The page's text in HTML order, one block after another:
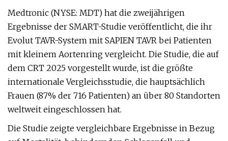
Medtronic (NYSE: MDT) hat die zweijährigen
Ergebnisse der SMART-Studie veröffentlicht, die ihr
Evolut TAVR-System mit SAPIEN TAVR bei Patienten
mit kleinem Aortenring vergleicht. Die Studie, die auf
dem CRT 2025 vorgestellt wurde, ist die größte
internationale Vergleichsstudie, die hauptsächlich
Frauen (87% der 716 Patienten) an über 80 Standorten
weltweit eingeschlossen hat.
Die Studie zeigte vergleichbare Ergebnisse in Bezug